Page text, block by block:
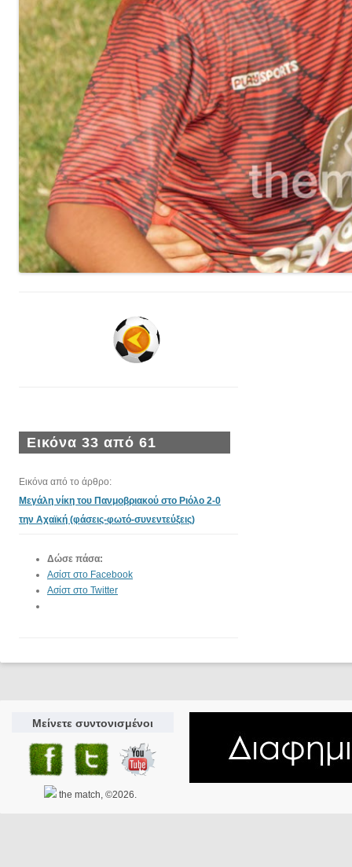
Εικόνα 33 από 61
Εικόνα από το άρθρο:
Μεγάλη νίκη του Πανμοβριακού στο Ριόλο 2-0
την Αχαϊκή (φάσεις-φωτό-συνεντεύξεις)
Δώσε πάσα:
Ασίστ στο Facebook
Ασίστ στο Twitter
Μείνετε συντονισμένοι
the match, ©2026.